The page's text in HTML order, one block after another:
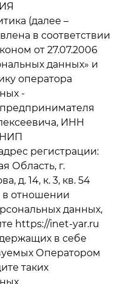
(далее –
в соответствии
от 27.07.2006
данных» и
оператора
-
ИНН
регистрации:
Область, г.
д. 14, к. 3, кв. 54
в отношении
данных,
https://inet-yar.ru
в себе
Оператором
таких